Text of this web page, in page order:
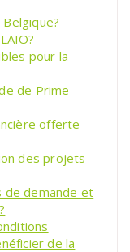
pour la
de Prime
offerte
des projets
de demande et
de la